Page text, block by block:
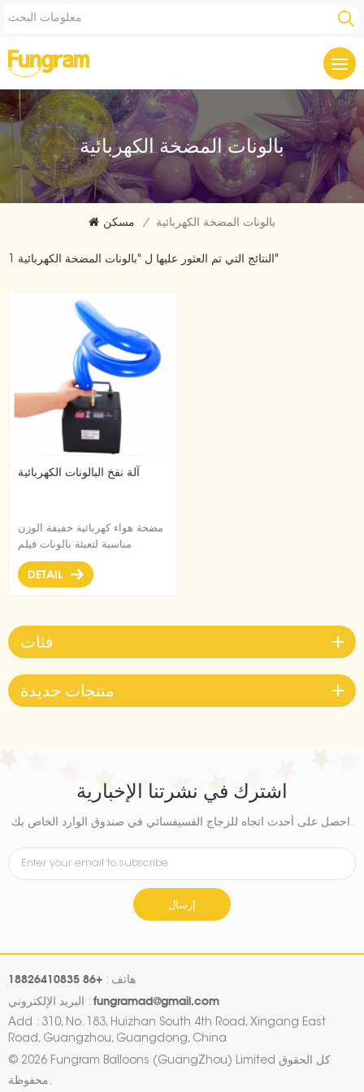
بالونات المضخة الكهربائية
مسكن / بالونات المضخة الكهربائية
1 النتائج التي تم العثور عليها ل "بالونات المضخة الكهربائية"
آلة نفخ البالونات الكهربائية
مضخة هواء كهربائية خفيفة الوزن
مناسبة لتعبئة بالونات فيلم
الألمنيوم والبالونات المطاطية
DETAIL
فئات
منتجات جديدة
اشترك في نشرتنا الإخبارية
احصل على أحدث اتجاه للزجاج الفسيفسائي في صندوق الوارد الخاص بك.
إرسال
هاتف : +86 18826410835
البريد الإلكتروني : fungramad@gmail.com
Add : 310, No. 183, Huizhan South 4th Road, Xingang East
Road, Guangzhou, Guangdong, China
© 2026 Fungram Balloons (GuangZhou) Limited كل الحقوق
محفوظة.